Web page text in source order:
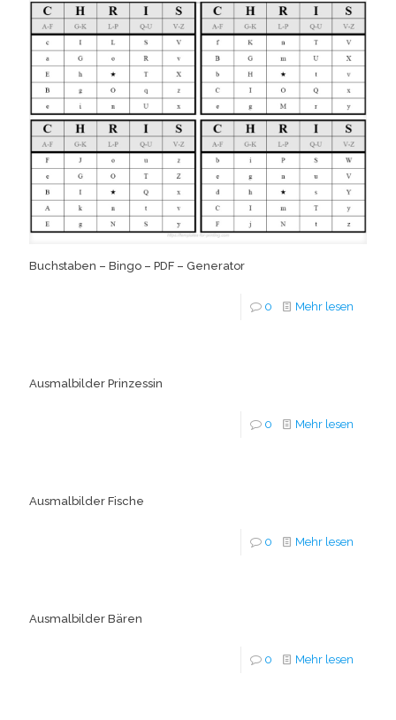
Buchstaben – Bingo – PDF – Generator
0 Mehr lesen
Ausmalbilder Prinzessin
0 Mehr lesen
Ausmalbilder Fische
0 Mehr lesen
Ausmalbilder Bären
0 Mehr lesen